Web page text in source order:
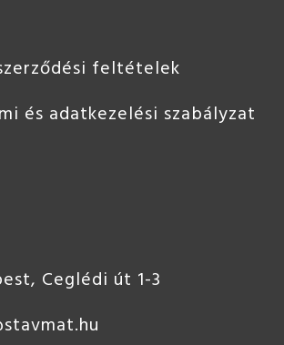
feltételek
és adatkezelési szabályzat
Ceglédi út 1-3